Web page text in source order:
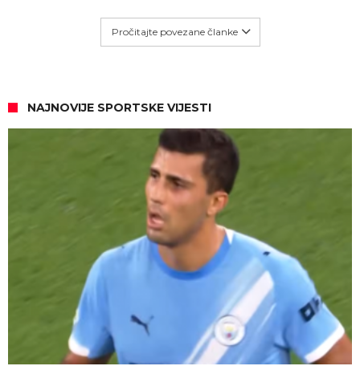
Pročitajte povezane članke
NAJNOVIJE SPORTSKE VIJESTI